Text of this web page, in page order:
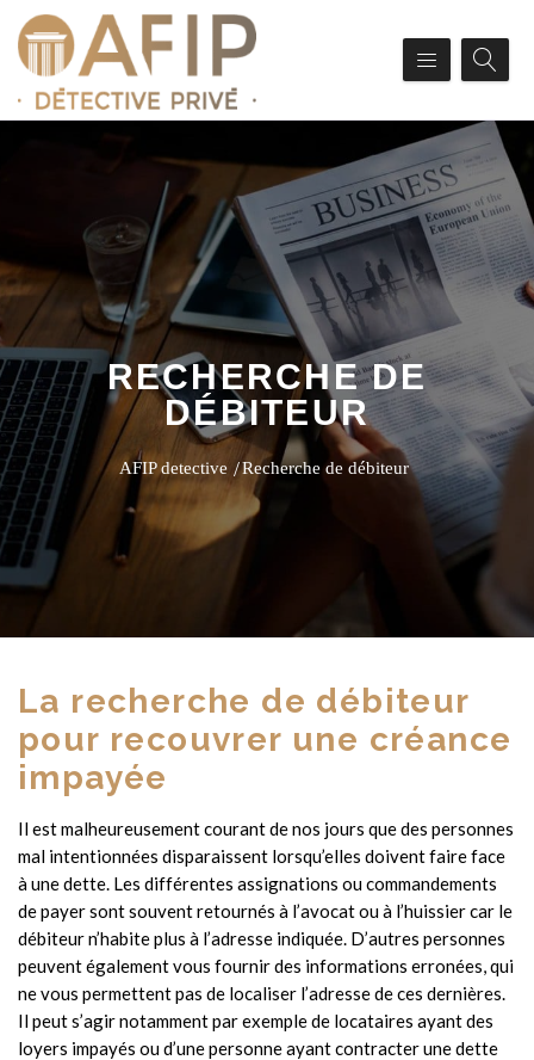
RECHERCHE DE
DÉBITEUR
AFIP detective Recherche de débiteur
La recherche de débiteur
pour recouvrer une créance
impayée
Il est malheureusement courant de nos jours que des personnes
mal intentionnées disparaissent lorsqu’elles doivent faire face
à une dette. Les différentes assignations ou commandements
de payer sont souvent retournés à l’avocat ou à l’huissier car le
débiteur n’habite plus à l’adresse indiquée. D’autres personnes
peuvent également vous fournir des informations erronées, qui
ne vous permettent pas de localiser l’adresse de ces dernières.
Il peut s’agir notamment par exemple de locataires ayant des
loyers impayés ou d’une personne ayant contracter une dette